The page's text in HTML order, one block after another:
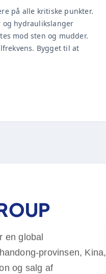
på alle kritiske punkter.
hydraulikslanger
mod sten og mudder.
Bygget til at
en global
provinsen, Kina,
og salg af